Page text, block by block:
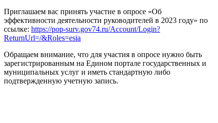
Приглашаем вас принять участие в опросе «Об
эффективности деятельности руководителей в 2023 году» по
ссылке: https://pop-surv.gov74.ru/Account/Login?
ReturnUrl=/&Roles=esia
Обращаем внимание, что для участия в опросе нужно быть
зарегистрированным на Едином портале государственных и
муниципальных услуг и иметь стандартную либо
подтвержденную учетную запись.